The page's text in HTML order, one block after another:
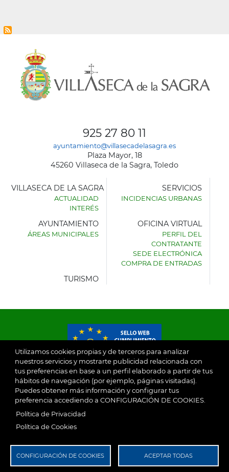
Utilizamos cookies propias y de terceros para analizar
nuestros servicios y mostrarte publicidad relacionada con
tus preferencias en base a un perfil elaborado a partir de tus
hábitos de navegación (por ejemplo, páginas visitadas).
Puedes obtener más información y configurar tus
preferencia accediendo a CONFIGURACIÓN DE COOKIES.
Política de Privacidad
Política de Cookies
CONFIGURACIÓN DE COOKIES ACEPTAR TODAS
925 27 80 11
ayuntamiento@villasecadelasagra.es
Plaza Mayor, 18
45260 Villaseca de la Sagra, Toledo
AYUNTAMIENTO
VILLASECA DE LA SAGRA
ACTUALIDAD
INTERÉS
SERVICIOS
INCIDENCIAS URBANAS
AYUNTAMIENTO
ÁREAS MUNICIPALES
OFICINA VIRTUAL
PERFIL DEL
CONTRATANTE
SEDE ELECTRÓNICA
COMPRA DE ENTRADAS
TURISMO
© 2026
Ayuntamiento de Villaseca de la Sagra Aviso Legal